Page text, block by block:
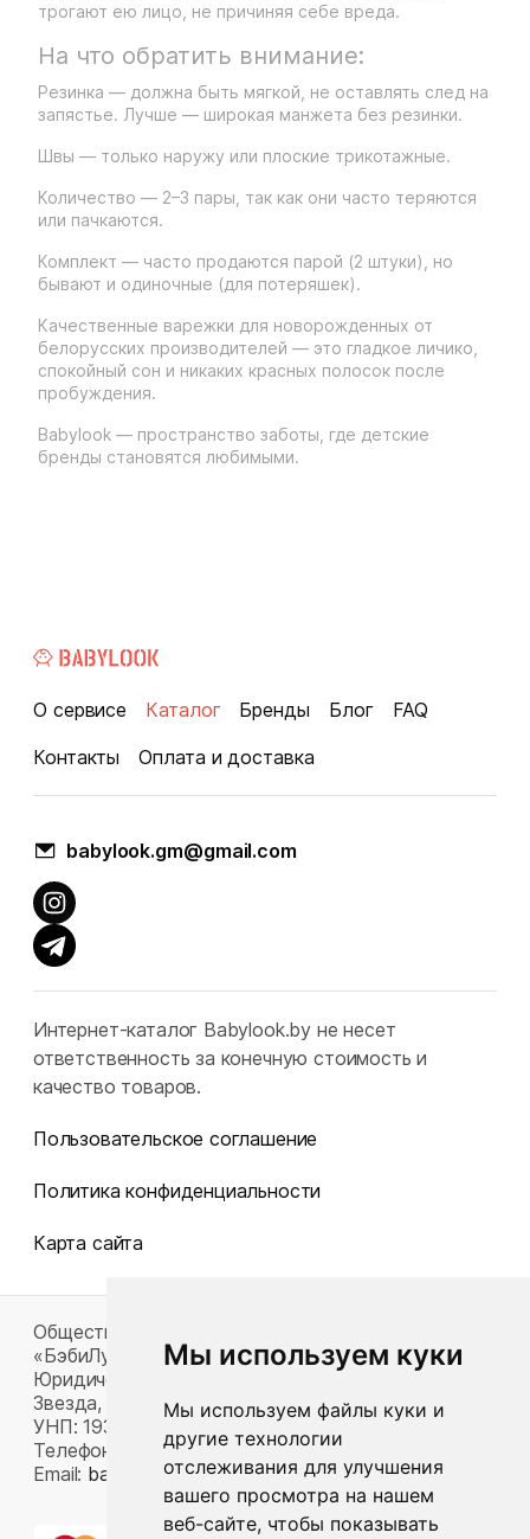
Мы используем куки
Мы используем файлы куки и
другие технологии
отслеживания для улучшения
вашего просмотра на нашем
веб-сайте, чтобы показывать
трогают ею лицо, не причиняя себе вреда.
На что обратить внимание:
Резинка — должна быть мягкой, не оставлять след на
запястье. Лучше — широкая манжета без резинки.
Швы — только наружу или плоские трикотажные.
Количество — 2–3 пары, так как они часто теряются
или пачкаются.
Комплект — часто продаются парой (2 штуки), но
бывают и одиночные (для потеряшек).
Качественные варежки для новорожденных от
белорусских производителей — это гладкое личико,
спокойный сон и никаких красных полосок после
пробуждения.
Babylook — пространство заботы, где детские
бренды становятся любимыми.
О сервисе Каталог Бренды Блог
FAQ
Контакты
Оплата и доставка
babylook.gm@gmail.com
Интернет-каталог Babylook.by не несет
ответственность за конечную стоимость и
качество товаров.
Пользовательское соглашение
Политика конфиденциальности
Карта сайта
Общество с ограниченной ответственностью
«БэбиЛук»
Юридический адрес: 220117, г. Минск, пр-т Газеты
Звезда, д. 16, пом. 52
УНП: 193815124
Телефон:
+375 33 392 66 63
Email: babylook.gm@gmail.com .